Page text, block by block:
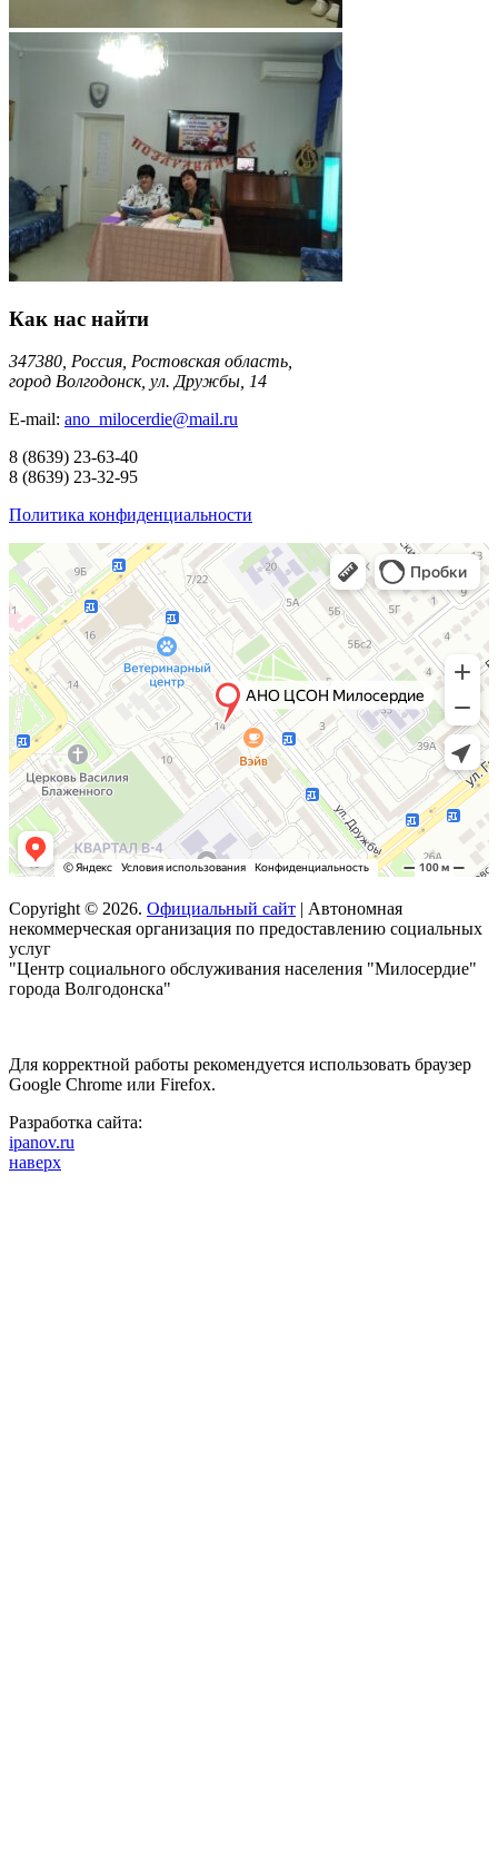
Как нас найти
347380, Россия, Ростовская область,
город Волгодонск, ул. Дружбы, 14
E-mail: ano_milocerdie@mail.ru
8 (8639) 23-63-40
8 (8639) 23-32-95
Политика конфиденциальности
Copyright © 2026. Официальный сайт | Автономная
некоммерческая организация по предоставлению социальных
услуг
"Центр социального обслуживания населения "Милосердие"
города Волгодонска"
Для корректной работы рекомендуется использовать браузер
Google Chrome или Firefox.
Разработка сайта:
ipanov.ru
наверх